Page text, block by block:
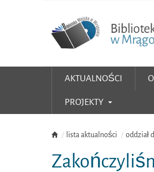
AKTUALNOŚCI
PROJEKTY
lista aktualności oddział